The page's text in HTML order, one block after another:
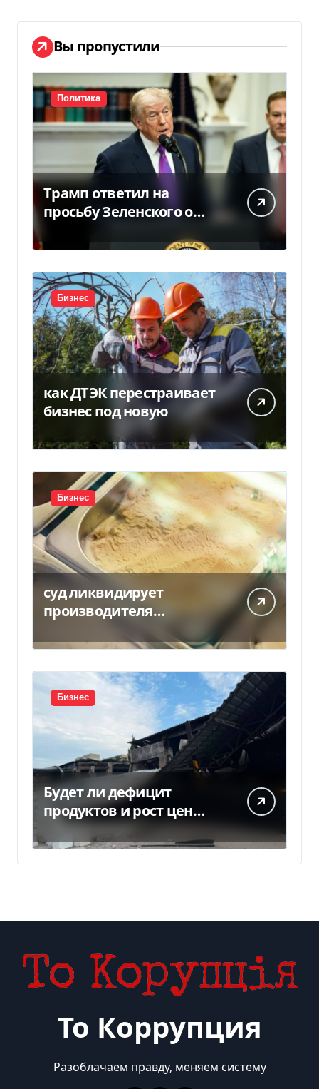
Вы пропустили
Политика
Трамп ответил на
просьбу Зеленского о
предоставлении Украине
ракет Patriot (видео)
Бизнес
как ДТЭК перестраивает
бизнес под новую
Бизнес
суд ликвидирует
производителя
Бизнес
Будет ли дефицит
продуктов и рост цен
после российских ударов
по складам
То Коррупция
Разоблачаем правду, меняем систему